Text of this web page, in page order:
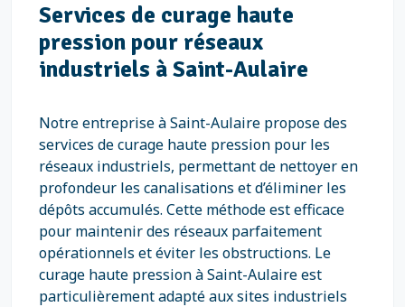
Services de curage haute
pression pour réseaux
industriels à Saint-Aulaire
Notre entreprise à Saint-Aulaire propose des
services de curage haute pression pour les
réseaux industriels, permettant de nettoyer en
profondeur les canalisations et d’éliminer les
dépôts accumulés. Cette méthode est efficace
pour maintenir des réseaux parfaitement
opérationnels et éviter les obstructions. Le
curage haute pression à Saint-Aulaire est
particulièrement adapté aux sites industriels